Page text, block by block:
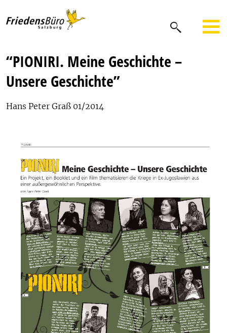
“PIONIRI. Meine Geschichte –
Unsere Geschichte”
Hans Peter Graß 01/2014